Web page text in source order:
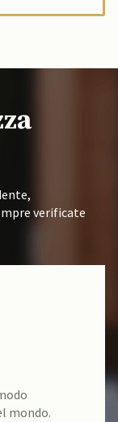
verificate
mondo.